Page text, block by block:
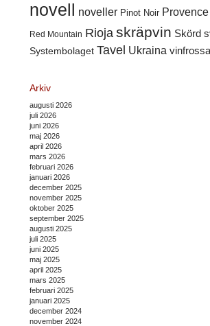
novell noveller Pinot Noir Provence
Red Mountain Rioja skräpvin Skörd
Systembolaget Tavel Ukraina vinfrossa
Arkiv
augusti 2026
juli 2026
juni 2026
maj 2026
april 2026
mars 2026
februari 2026
januari 2026
december 2025
november 2025
oktober 2025
september 2025
augusti 2025
juli 2025
juni 2025
maj 2025
april 2025
mars 2025
februari 2025
januari 2025
december 2024
november 2024